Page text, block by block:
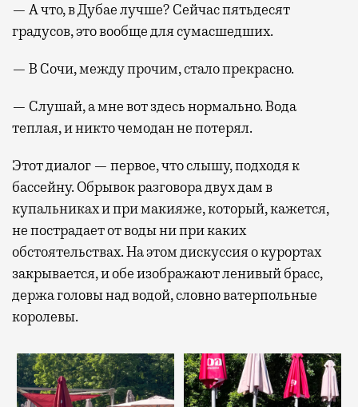
— А что, в Дубае лучше? Сейчас пятьдесят
градусов, это вообще для сумасшедших.
— В Сочи, между прочим, стало прекрасно.
— Слушай, а мне вот здесь нормально. Вода
теплая, и никто чемодан не потерял.
Этот диалог — первое, что слышу, подходя к
бассейну. Обрывок разговора двух дам в
купальниках и при макияже, который, кажется,
не пострадает от воды ни при каких
обстоятельствах. На этом дискуссия о курортах
закрывается, и обе изображают ленивый брасс,
держа головы над водой, словно ватерпольные
королевы.